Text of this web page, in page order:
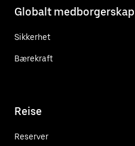
Globalt medborgerskap
Sikkerhet
Bærekraft
Reise
Reserver